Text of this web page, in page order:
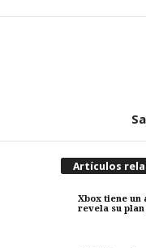
Artículos
Xbox tiene un
revela su